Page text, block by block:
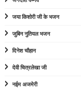
जया किशोरी जी के भजन
जुबिन नुतियल भजन
दिनेश चौहान
देवी चित्रलेखा जी
नईम अजमेरी